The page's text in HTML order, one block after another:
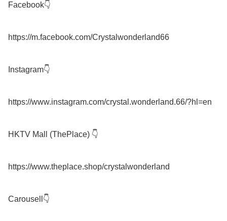
Facebook👇
https://m.facebook.com/Crystalwonderland66
Instagram👇
https://www.instagram.com/crystal.wonderland.66/?hl=en
HKTV Mall (ThePlace) 👇
https://www.theplace.shop/crystalwonderland
Carousell👇